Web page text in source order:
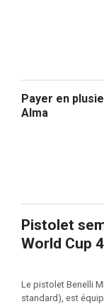
Payer en
Alma
Pistolet
World Cup
Le pistolet Benelli
standard), est